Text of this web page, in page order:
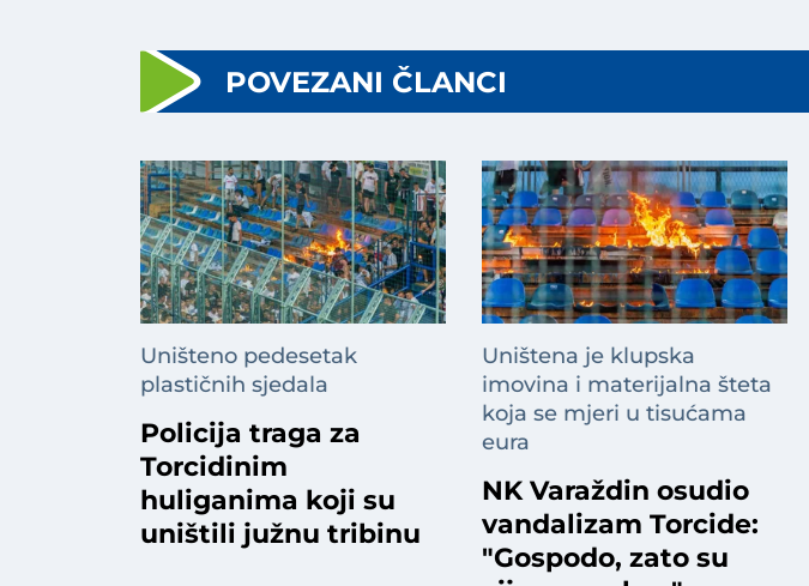
POVEZANI ČLANCI
Uništeno pedesetak
plastičnih sjedala
Policija traga za
Torcidinim
huliganima koji su
uništili južnu tribinu
Uništena je klupska
imovina i materijalna šteta
koja se mjeri u tisućama
eura
NK Varaždin osudio
vandalizam Torcide:
"Gospodo, zato su